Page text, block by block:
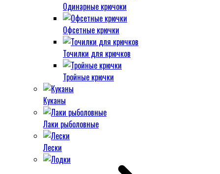
Одинарные крючоки
Офсетные крючки
Точилки для крючков
Тройные крючки
Куканы
Лаки рыболовные
Лески